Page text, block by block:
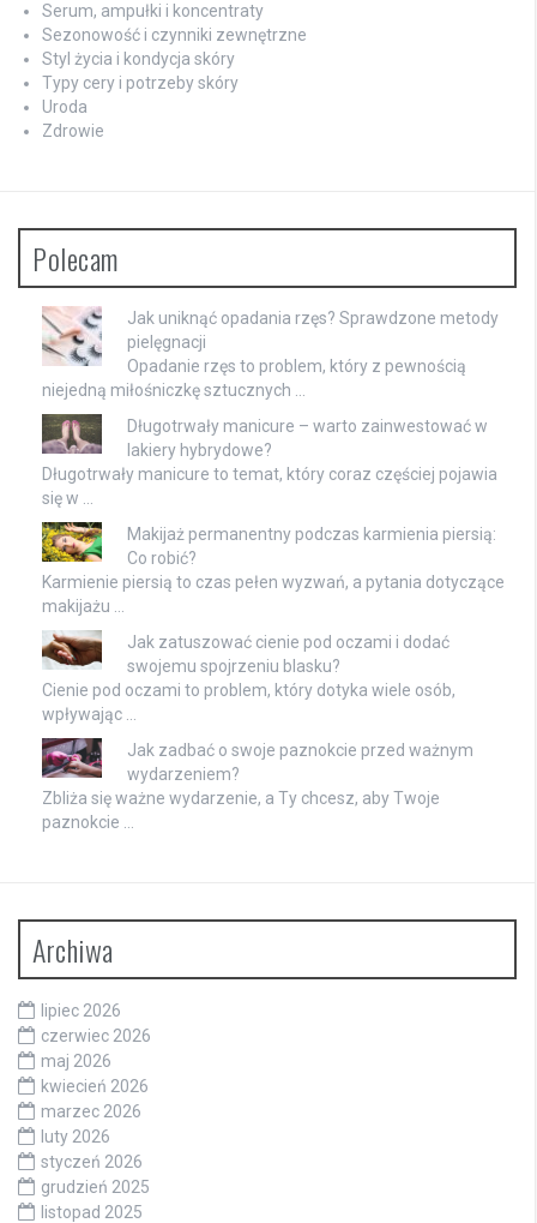
Serum, ampułki i koncentraty
Sezonowość i czynniki zewnętrzne
Styl życia i kondycja skóry
Typy cery i potrzeby skóry
Uroda
Zdrowie
Polecam
Jak uniknąć opadania rzęs? Sprawdzone metody
pielęgnacji
Opadanie rzęs to problem, który z pewnością
niejedną miłośniczkę sztucznych …
Długotrwały manicure – warto zainwestować w
lakiery hybrydowe?
Długotrwały manicure to temat, który coraz częściej pojawia
się w …
Makijaż permanentny podczas karmienia piersią:
Co robić?
Karmienie piersią to czas pełen wyzwań, a pytania dotyczące
makijażu …
Jak zatuszować cienie pod oczami i dodać
swojemu spojrzeniu blasku?
Cienie pod oczami to problem, który dotyka wiele osób,
wpływając …
Jak zadbać o swoje paznokcie przed ważnym
wydarzeniem?
Zbliża się ważne wydarzenie, a Ty chcesz, aby Twoje
paznokcie …
Archiwa
lipiec 2026
czerwiec 2026
maj 2026
kwiecień 2026
marzec 2026
luty 2026
styczeń 2026
grudzień 2025
listopad 2025